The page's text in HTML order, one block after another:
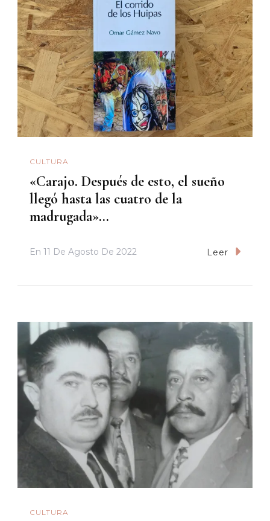
CULTURA
«Carajo. Después de esto, el sueño
llegó hasta las cuatro de la
madrugada»…
En 11 De Agosto De 2022 Leer
CULTURA